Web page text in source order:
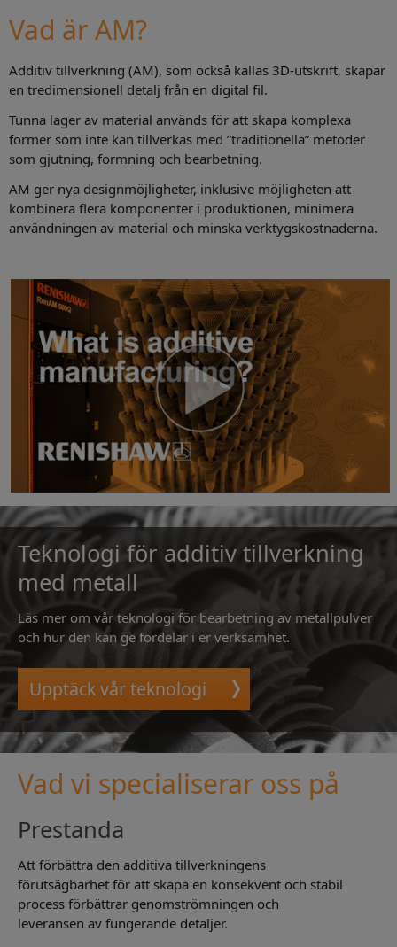
Vad är AM?
Additiv tillverkning (AM), som också kallas 3D-utskrift, skapar
en tredimensionell detalj från en digital fil.
Tunna lager av material används för att skapa komplexa
former som inte kan tillverkas med ”traditionella” metoder
som gjutning, formning och bearbetning.
AM ger nya designmöjligheter, inklusive möjligheten att
kombinera flera komponenter i produktionen, minimera
användningen av material och minska verktygskostnaderna.
Teknologi för additiv tillverkning
med metall
Läs mer om vår teknologi för bearbetning av metallpulver
och hur den kan ge fördelar i er verksamhet.
Upptäck vår teknologi
Vad vi specialiserar oss på
Prestanda
Att förbättra den additiva tillverkningens
förutsägbarhet för att skapa en konsekvent och stabil
process förbättrar genomströmningen och
leveransen av fungerande detaljer.